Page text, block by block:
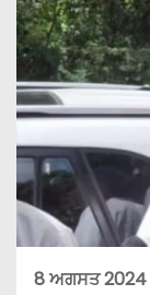
8 ਅਗਸਤ 2024